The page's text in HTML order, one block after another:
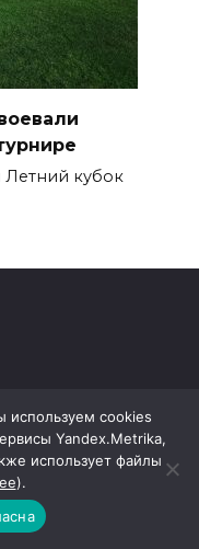
кубок
Красный
службой
используем cookies
Yandex.Metrika,
использует файлы
).